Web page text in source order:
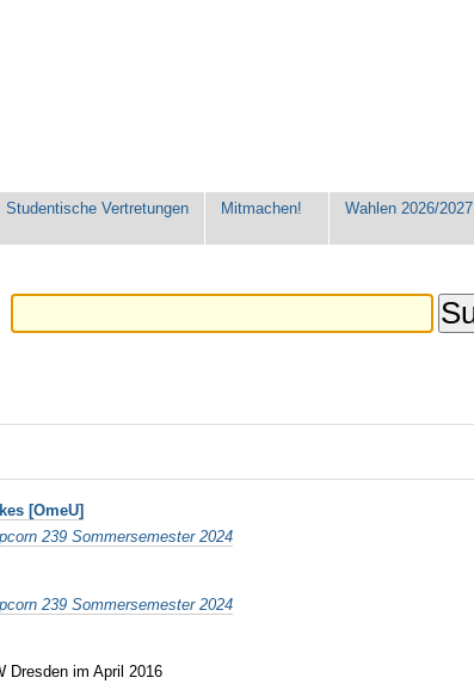
Studentische Vertretungen Mitmachen! Wahlen 2026/2027
[OmeU]
239 Sommersemester 2024
239 Sommersemester 2024
Dresden im April 2016